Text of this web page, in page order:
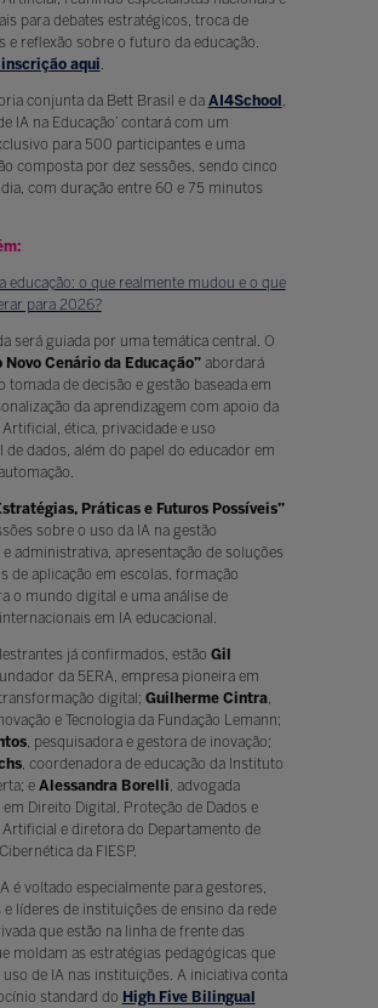
para debates estratégicos, troca de
e reflexão sobre o futuro da educação.
inscrição aqui.
conjunta da Bett Brasil e da AI4School ,
IA na Educação’ contará com um
para 500 participantes e uma
composta por dez sessões, sendo cinco
com duração entre 60 e 75 minutos
educação: o que realmente mudou e o que
para 2026?
será guiada por uma temática central. O
Novo Cenário da Educação”abordará
tomada de decisão e gestão baseada em
da aprendizagem com apoio da
Artificial, ética, privacidade e uso
de dados, além do papel do educador em
Práticas e Futuros Possíveis”
sobre o uso da IA na gestão
e administrativa, apresentação de soluções
de aplicação em escolas, formação
o mundo digital e uma análise de
em IA educacional.
já confirmados, estão Gil
da 5ERA, empresa pioneira em
digital; Guilherme Cintra,
e Tecnologia da Fundação Lemann;
, pesquisadora e gestora de inovação;
, coordenadora de educação da Instituto
e Alessandra Borelli, advogada
em Direito Digital, Proteção de Dados e
Artificial e diretora do Departamento de
da FIESP.
é voltado especialmente para gestores,
e líderes de instituições de ensino da rede
que estão na linha de frente das
moldam as estratégias pedagógicas que
de IA nas instituições. A iniciativa conta
standard do High Five Bilingual